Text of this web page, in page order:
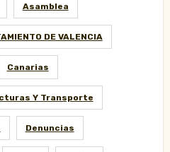
Asamblea
DE VALENCIA
Canarias
Y Transporte
Denuncias